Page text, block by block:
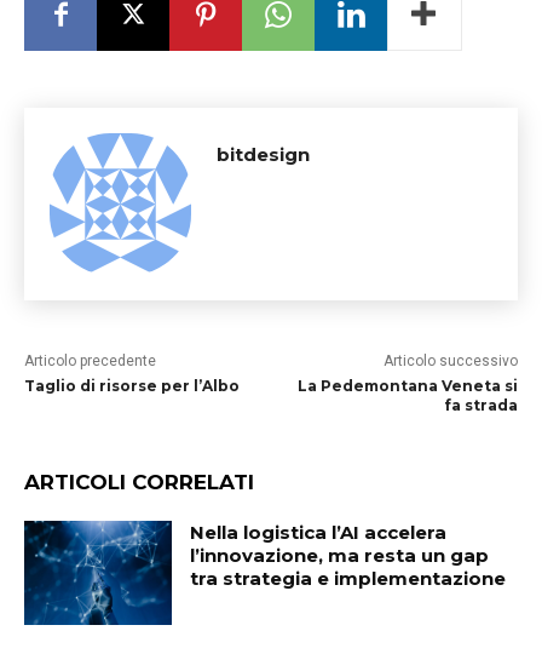
bitdesign
Articolo precedente
Taglio di risorse per l’Albo
Articolo successivo
La Pedemontana Veneta si
fa strada
ARTICOLI CORRELATI
Nella logistica l’AI accelera
l’innovazione, ma resta un gap
tra strategia e implementazione